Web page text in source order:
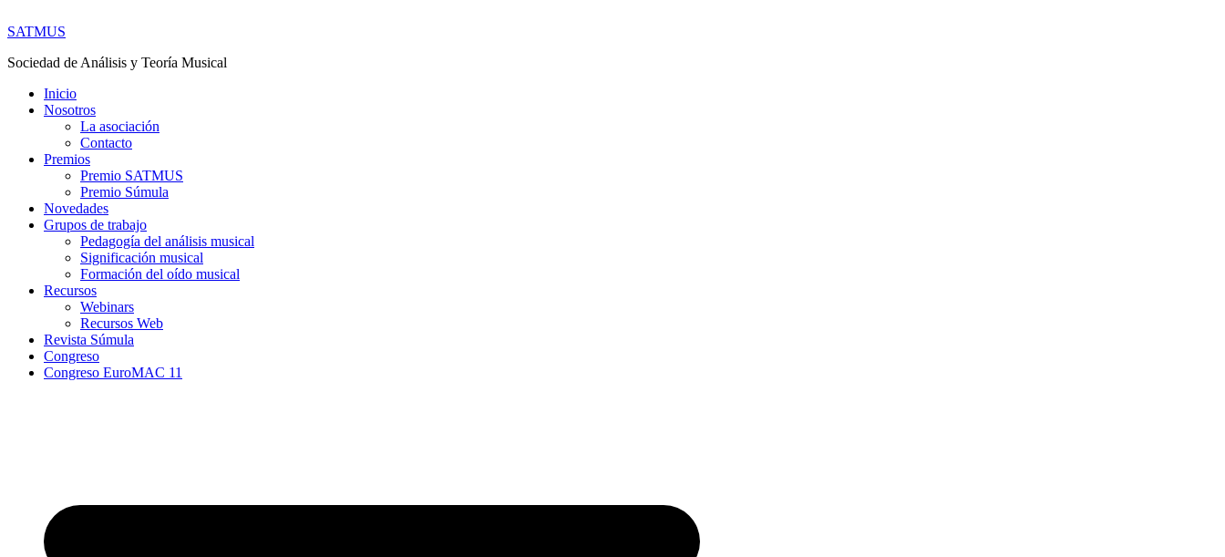
SATMUS
Sociedad de Análisis y Teoría Musical
Inicio
Nosotros
La asociación
Contacto
Premios
Premio SATMUS
Premio Súmula
Novedades
Grupos de trabajo
Pedagogía del análisis musical
Significación musical
Formación del oído musical
Recursos
Webinars
Recursos Web
Revista Súmula
Congreso
Congreso EuroMAC 11